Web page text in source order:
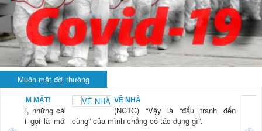
Muôn mặt đời thường
NAM MẤT!
“Xời, những cái
mới gọi là mới
VỀ NHÀ
(NCTG) “Vậy là “đấu tranh đến
cùng” của mình chẳng có tác dụng gì”.